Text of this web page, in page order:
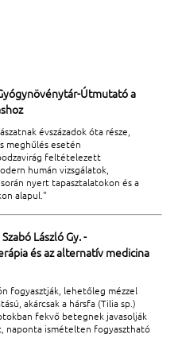
Útmutató a
évszázadok óta része,
meghűlés esetén
feltételezett
humán vizsgálatok,
nyert tapasztalatokon és a
alapul."
László Gy. -
és az alternatív medicina
fogyasztják, lehetőleg mézzel
akárcsak a hársfa (Tilia sp.)
fekvő betegnek javasolják
naponta ismételten fogyasztható